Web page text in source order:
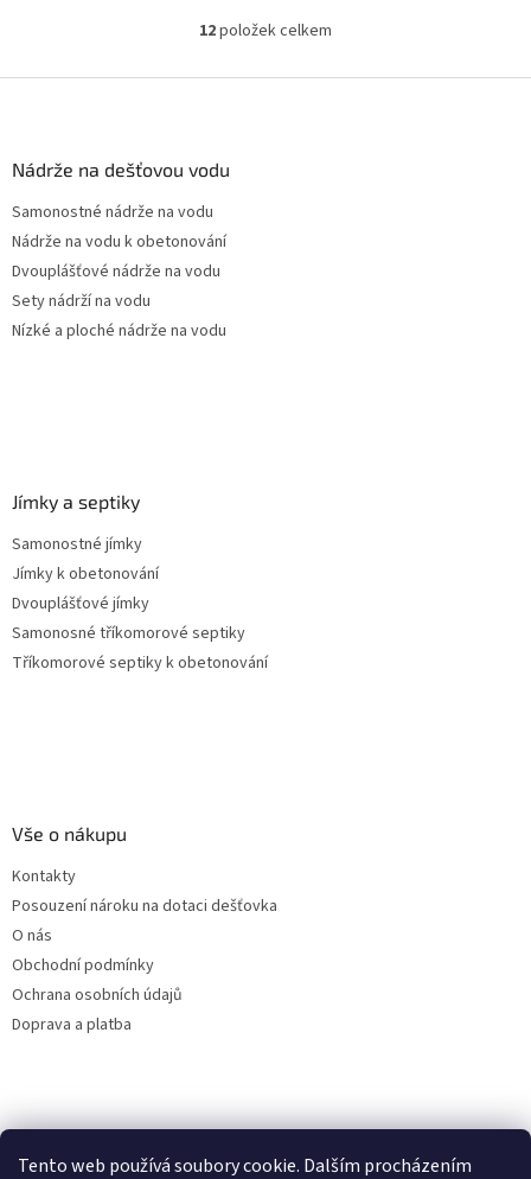
Tento web používá soubory cookie. Dalším procházením
jídel denně Průměr a umístění...
jídel denně Průměr a...
O
l
12položek celkem
Nádrže na dešťovou vodu
Samonostné nádrže na vodu
Nádrže na vodu k obetonování
Dvouplášťové nádrže na vodu
Sety nádrží na vodu
Nízké a ploché nádrže na vodu
Jímky a septiky
Samonostné jímky
Jímky k obetonování
Dvouplášťové jímky
Samonosné tříkomorové septiky
Tříkomorové septiky k obetonování
Vše o nákupu
Kontakty
Posouzení nároku na dotaci dešťovka
O nás
Obchodní podmínky
Ochrana osobních údajů
Doprava a platba
Filtry dešťové vody
Online